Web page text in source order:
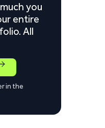
you
entire
All
in the